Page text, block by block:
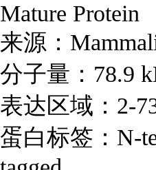
Mature Protein
来源：
分子量：78.9
表达区域：2-
蛋白标签：N-